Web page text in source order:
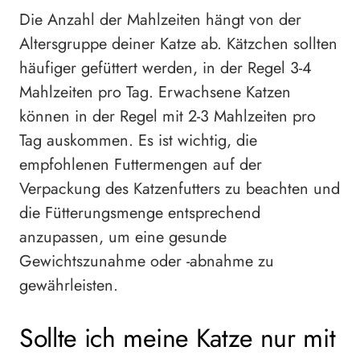
Die Anzahl der Mahlzeiten hängt von der
Altersgruppe deiner Katze ab. Kätzchen sollten
häufiger gefüttert werden, in der Regel 3-4
Mahlzeiten pro Tag. Erwachsene Katzen
können in der Regel mit 2-3 Mahlzeiten pro
Tag auskommen. Es ist wichtig, die
empfohlenen Futtermengen auf der
Verpackung des Katzenfutters zu beachten und
die Fütterungsmenge entsprechend
anzupassen, um eine gesunde
Gewichtszunahme oder -abnahme zu
gewährleisten.
Sollte ich meine Katze nur mit